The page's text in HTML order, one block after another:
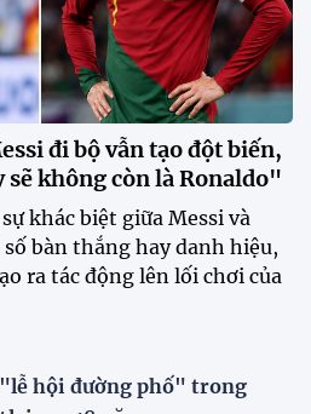
3 ngày trước
Tuyển Việt Nam hứng khởi làm
quen sân Pakansari trước đại
chiến Indonesia
18:50 02/08/2026
Thủ môn Patrik Lê Giang: